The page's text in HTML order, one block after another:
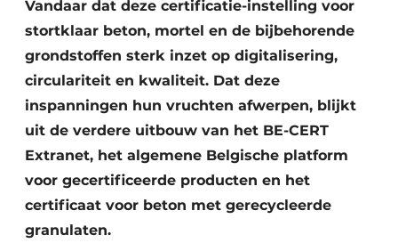
Bedrijven
BIM
Evenementen
Dak & Gevel
Houtbouw
HVAC
Interieurarchitectuur
Vandaar dat deze certificatie-instelling voor
stortklaar beton, mortel en de bijbehorende
grondstoffen sterk inzet op digitalisering,
circulariteit en kwaliteit. Dat deze
inspanningen hun vruchten afwerpen, blijkt
uit de verdere uitbouw van het BE-CERT
Extranet, het algemene Belgische platform
voor gecertificeerde producten en het
certificaat voor beton met gerecycleerde
granulaten.